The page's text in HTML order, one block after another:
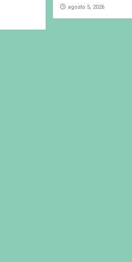
agosto 5, 2026